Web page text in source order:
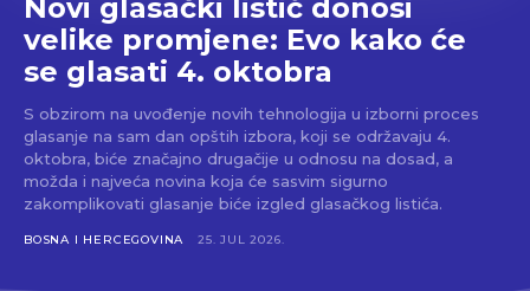
Novi glasački listić donosi
velike promjene: Evo kako će
se glasati 4. oktobra
S obzirom na uvođenje novih tehnologija u izborni proces
glasanje na sam dan opštih izbora, koji se održavaju 4.
oktobra, biće značajno drugačije u odnosu na dosad, a
možda i najveća novina koja će sasvim sigurno
zakomplikovati glasanje biće izgled glasačkog listića.
BOSNA I HERCEGOVINA 25. JUL 2026.